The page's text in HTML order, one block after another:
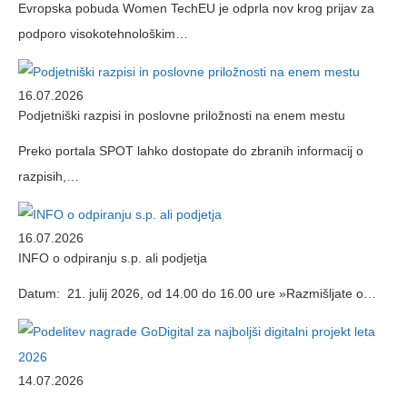
Evropska pobuda Women TechEU je odprla nov krog prijav za
podporo visokotehnološkim…
16.07.2026
Podjetniški razpisi in poslovne priložnosti na enem mestu
Preko portala SPOT lahko dostopate do zbranih informacij o
razpisih,…
16.07.2026
INFO o odpiranju s.p. ali podjetja
Datum: 21. julij 2026, od 14.00 do 16.00 ure »Razmišljate o…
14.07.2026